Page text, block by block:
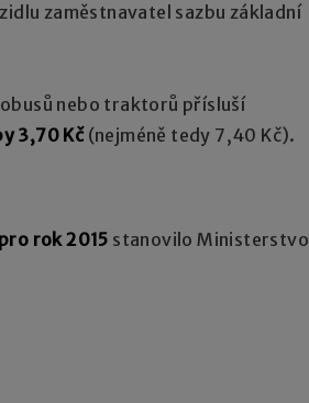
zaměstnavatel sazbu základní
nebo traktorů přísluší
3,70 Kč(nejméně tedy 7,40 Kč).
rok 2015 stanovilo Ministerstvo